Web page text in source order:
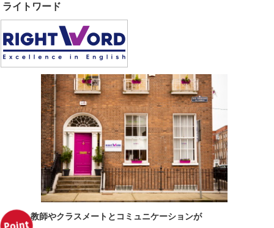
ライトワード
教師やクラスメートとコミュニケーションが